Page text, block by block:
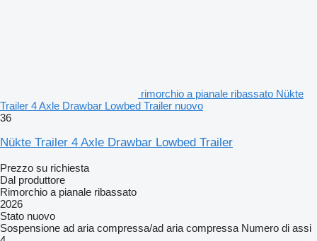
rimorchio a pianale ribassato Nükte
Trailer 4 Axle Drawbar Lowbed Trailer nuovo
36
Nükte Trailer 4 Axle Drawbar Lowbed Trailer
Prezzo su richiesta
Dal produttore
Rimorchio a pianale ribassato
2026
Stato nuovo
Sospensione ad aria compressa/ad aria compressa Numero di assi